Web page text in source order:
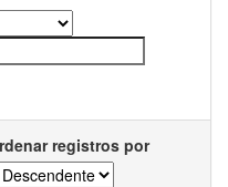
registros por